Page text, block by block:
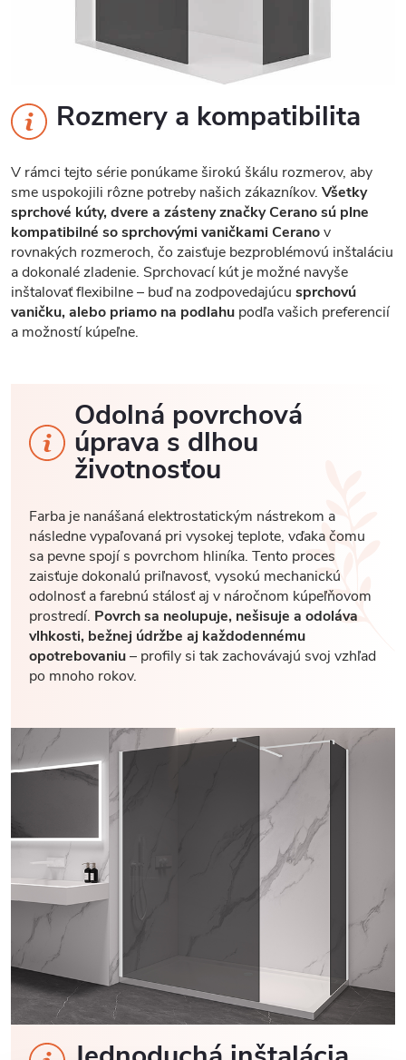
Rozmery a kompatibilita
V rámci tejto série ponúkame širokú škálu rozmerov, aby
sme uspokojili rôzne potreby našich zákazníkov. Všetky
sprchové kúty, dvere a zásteny značky Cerano sú plne
kompatibilné so sprchovými vaničkami Ceranov
rovnakých rozmeroch, čo zaisťuje bezproblémovú inštaláciu
a dokonalé zladenie. Sprchovací kút je možné navyše
inštalovať flexibilne – buď na zodpovedajúcu sprchovú
vaničku, alebo priamo na podlahu podľa vašich preferencií
a možností kúpeľne.
Odolná povrchová
úprava s dlhou
životnosťou
Farba je nanášaná elektrostatickým nástrekom a
následne vypaľovaná pri vysokej teplote, vďaka čomu
sa pevne spojí s povrchom hliníka. Tento proces
zaisťuje dokonalú priľnavosť, vysokú mechanickú
odolnosť a farebnú stálosť aj v náročnom kúpeľňovom
prostredí. Povrch sa neolupuje, nešisuje a odoláva
vlhkosti, bežnej údržbe aj každodennému
opotrebovaniu– profily si tak zachovávajú svoj vzhľad
po mnoho rokov.